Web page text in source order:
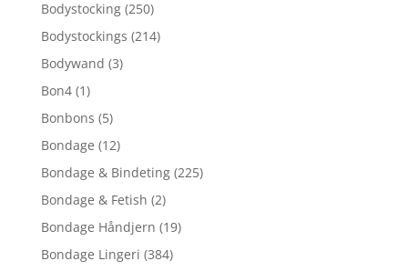
Bodystocking (250)
Bodystockings (214)
Bodywand (3)
Bon4 (1)
Bonbons (5)
Bondage (12)
Bondage & Bindeting (225)
Bondage & Fetish (2)
Bondage Håndjern (19)
Bondage Lingeri (384)